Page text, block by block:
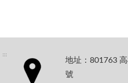
:::
地址：801763
號